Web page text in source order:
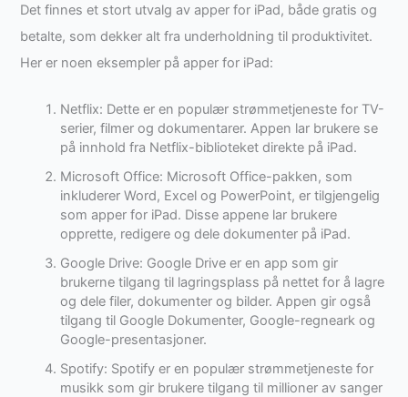
Det finnes et stort utvalg av apper for iPad, både gratis og
betalte, som dekker alt fra underholdning til produktivitet.
Her er noen eksempler på apper for iPad:
Netflix: Dette er en populær strømmetjeneste for TV-
serier, filmer og dokumentarer. Appen lar brukere se
på innhold fra Netflix-biblioteket direkte på iPad.
Microsoft Office: Microsoft Office-pakken, som
inkluderer Word, Excel og PowerPoint, er tilgjengelig
som apper for iPad. Disse appene lar brukere
opprette, redigere og dele dokumenter på iPad.
Google Drive: Google Drive er en app som gir
brukerne tilgang til lagringsplass på nettet for å lagre
og dele filer, dokumenter og bilder. Appen gir også
tilgang til Google Dokumenter, Google-regneark og
Google-presentasjoner.
Spotify: Spotify er en populær strømmetjeneste for
musikk som gir brukere tilgang til millioner av sanger